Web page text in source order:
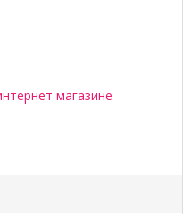
магазине